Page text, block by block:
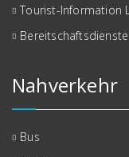
Tourist-Information
Bereitschaftsdienste
Nahverkehr
Bus